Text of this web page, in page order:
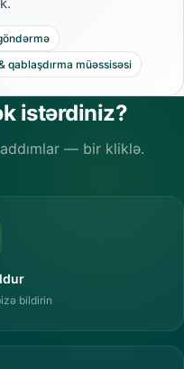
qablaşdırma müəssisəsi
istərdiniz?
— bir kliklə.
bildirin